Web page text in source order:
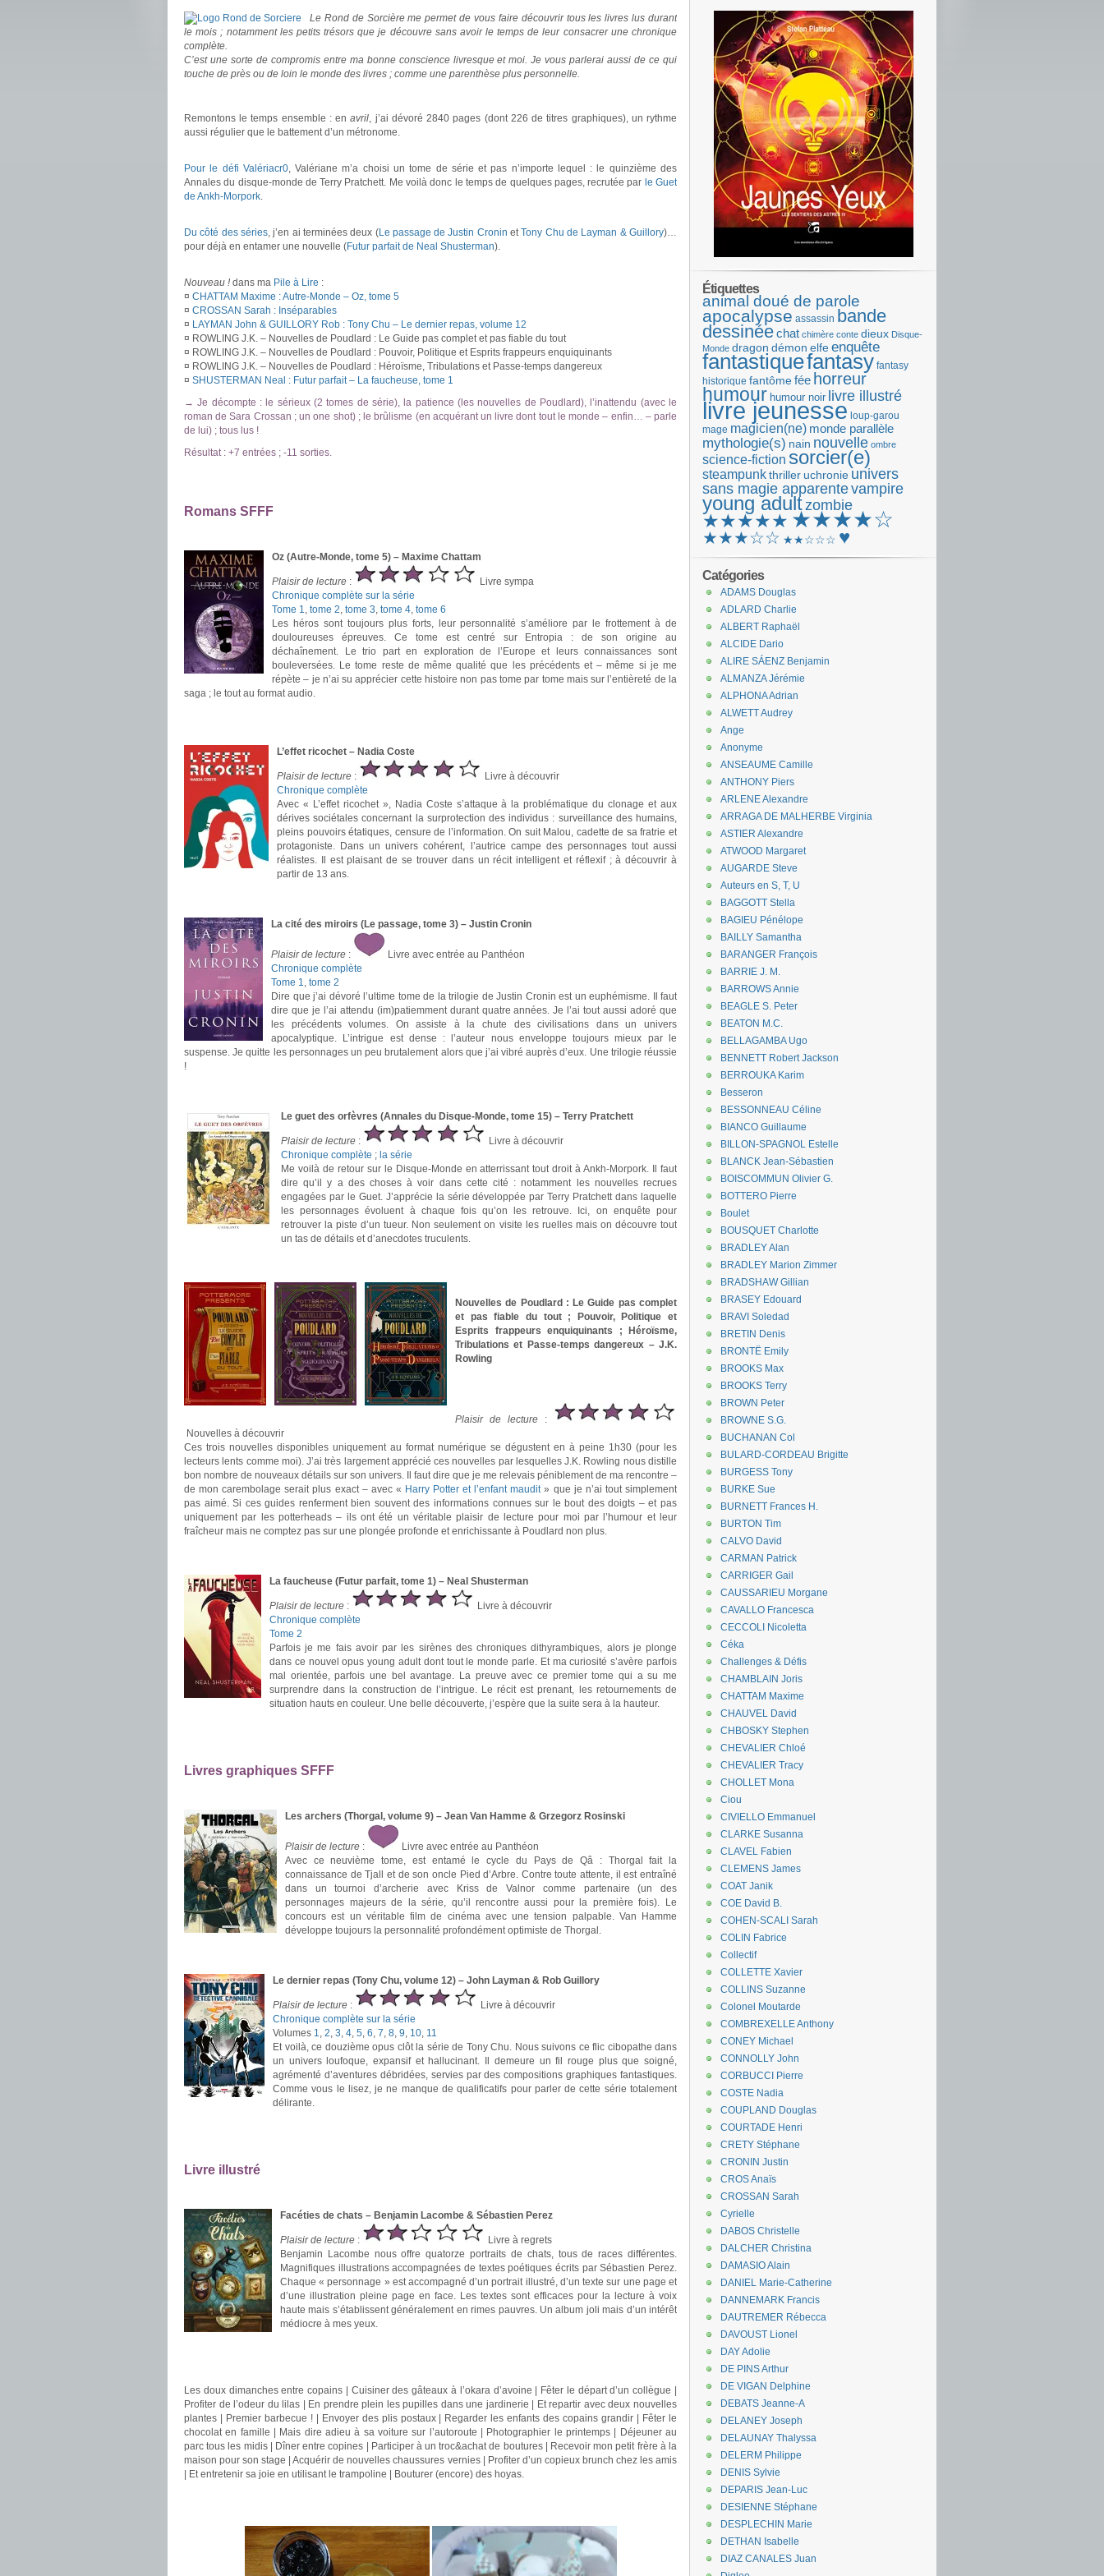
Le Rond de Sorcière me permet de vous faire découvrir tous les livres lus durant
le mois ; notamment les petits trésors que je découvre sans avoir le temps de leur consacrer une chronique
complète.
C’est une sorte de compromis entre ma bonne conscience livresque et moi. Je vous parlerai aussi de ce qui
touche de près ou de loin le monde des livres ; comme une parenthèse plus personnelle.
Remontons le temps ensemble : enavril, j’ai dévoré 2840 pages (dont 226 de titres graphiques), un rythme
aussi régulier que le battement d’un métronome.
Pour le défi Valériacr0, Valériane m’a choisi un tome de série et pas n’importe lequel : le quinzième des
Annales du disque-monde de Terry Pratchett. Me voilà donc le temps de quelques pages, recrutée par le Guet
de Ankh-Morpork.
Du côté des séries, j’en ai terminées deux (Le passage de Justin Cronin etTony Chu de Layman & Guillory)…
pour déjà en entamer une nouvelle (Futur parfait de Neal Shusterman).
Nouveau ! dans ma Pile à Lire :
¤ CHATTAM Maxime : Autre-Monde – Oz, tome 5
¤ CROSSAN Sarah : Inséparables
¤ LAYMAN John & GUILLORY Rob : Tony Chu – Le dernier repas, volume 12
¤ ROWLING J.K. – Nouvelles de Poudlard : Le Guide pas complet et pas fiable du tout
¤ ROWLING J.K. – Nouvelles de Poudlard : Pouvoir, Politique et Esprits frappeurs enquiquinants
¤ ROWLING J.K. – Nouvelles de Poudlard : Héroïsme, Tribulations et Passe-temps dangereux
¤ SHUSTERMAN Neal : Futur parfait – La faucheuse, tome 1
→ Je décompte : le sérieux (2 tomes de série), la patience (les nouvelles de Poudlard), l’inattendu (avec le
roman de Sara Crossan ; un one shot) ; le brûlisme (en acquérant un livre dont tout le monde – enfin… – parle
de lui) ; tous lus !
Résultat : +7 entrées ; -11 sorties.
Romans SFFF
Oz (Autre-Monde, tome 5) – Maxime Chattam
Plaisir de lecture :
Livre sympa
Chronique complète sur la série
Tome 1, tome 2, tome 3, tome 4, tome 6
Les héros sont toujours plus forts, leur personnalité s’améliore par le frottement à de
douloureuses épreuves. Ce tome est centré sur Entropia : de son origine au
déchaînement. Le trio part en exploration de l’Europe et leurs connaissances sont
bouleversées. Le tome reste de même qualité que les précédents et – même si je me
répète – je n’ai su apprécier cette histoire non pas tome par tome mais sur l’entièreté de la
saga ; le tout au format audio.
L’effet ricochet – Nadia Coste
Plaisir de lecture :
Livre à découvrir
Chronique complète
Avec « L’effet ricochet », Nadia Coste s’attaque à la problématique du clonage et aux
dérives sociétales concernant la surprotection des individus : surveillance des humains,
pleins pouvoirs étatiques, censure de l’information. On suit Malou, cadette de sa fratrie et
protagoniste. Dans un univers cohérent, l’autrice campe des personnages tout aussi
réalistes. Il est plaisant de se trouver dans un récit intelligent et réflexif ; à découvrir à
partir de 13 ans.
La cité des miroirs (Le passage, tome 3) – Justin Cronin
Plaisir de lecture :
Livre avec entrée au Panthéon
Chronique complète
Tome 1, tome 2
Dire que j’ai dévoré l’ultime tome de la trilogie de Justin Cronin est un euphémisme. Il faut
dire que je l’ai attendu (im)patiemment durant quatre années. Je l’ai tout aussi adoré que
les précédents volumes. On assiste à la chute des civilisations dans un univers
apocalyptique. L’intrigue est dense : l’auteur nous enveloppe toujours mieux par le
suspense. Je quitte les personnages un peu brutalement alors que j’ai vibré auprès d’eux. Une trilogie réussie
!
Le guet des orfèvres (Annales du Disque-Monde, tome 15) – Terry Pratchett
Plaisir de lecture :
Livre à découvrir
Chronique complète ; la série
Me voilà de retour sur le Disque-Monde en atterrissant tout droit à Ankh-Morpork. Il faut
dire qu’il y a des choses à voir dans cette cité : notamment les nouvelles recrues
engagées par le Guet. J’apprécie la série développée par Terry Pratchett dans laquelle
les personnages évoluent à chaque fois qu’on les retrouve. Ici, on enquête pour
retrouver la piste d’un tueur. Non seulement on visite les ruelles mais on découvre tout
un tas de détails et d’anecdotes truculents.
Nouvelles de Poudlard : Le Guide pas complet
et pas fiable du tout ; Pouvoir, Politique et
Esprits frappeurs enquiquinants ; Héroïsme,
Tribulations et Passe-temps dangereux – J.K.
Rowling
Plaisir de lecture :
Nouvelles à découvrir
Ces trois nouvelles disponibles uniquement au format numérique se dégustent en à peine 1h30 (pour les
lecteurs lents comme moi). J’ai très largement apprécié ces nouvelles par lesquelles J.K. Rowling nous distille
bon nombre de nouveaux détails sur son univers. Il faut dire que je me relevais péniblement de ma rencontre –
de mon carembolage serait plus exact – avec « Harry Potter et l’enfant maudit» que je n’ai tout simplement
pas aimé. Si ces guides renferment bien souvent des informations connues sur le bout des doigts – et pas
uniquement par les potterheads – ils ont été un véritable plaisir de lecture pour moi par l’humour et leur
fraîcheur mais ne comptez pas sur une plongée profonde et enrichissante à Poudlard non plus.
La faucheuse (Futur parfait, tome 1) – Neal Shusterman
Plaisir de lecture :
Livre à découvrir
Chronique complète
Tome 2
Parfois je me fais avoir par les sirènes des chroniques dithyrambiques, alors je plonge
dans ce nouvel opus young adult dont tout le monde parle. Et ma curiosité s’avère parfois
mal orientée, parfois une bel avantage. La preuve avec ce premier tome qui a su me
surprendre dans la construction de l’intrigue. Le récit est prenant, les retournements de
situation hauts en couleur. Une belle découverte, j’espère que la suite sera à la hauteur.
Livres graphiques SFFF
Les archers (Thorgal, volume 9) – Jean Van Hamme & Grzegorz Rosinski
Plaisir de lecture :
Livre avec entrée au Panthéon
Avec ce neuvième tome, est entamé le cycle du Pays de Qâ : Thorgal fait la
connaissance de Tjall et de son oncle Pied d’Arbre. Contre toute attente, il est entraîné
dans un tournoi d’archerie avec Kriss de Valnor comme partenaire (un des
personnages majeurs de la série, qu’il rencontre aussi pour la première fois). Le
concours est un véritable film de cinéma avec une tension palpable. Van Hamme
développe toujours la personnalité profondément optimiste de Thorgal.
Le dernier repas (Tony Chu, volume 12) – John Layman & Rob Guillory
Plaisir de lecture :
Livre à découvrir
Chronique complète sur la série
Volumes 1, 2, 3, 4, 5, 6, 7, 8, 9, 10, 11
Et voilà, ce douzième opus clôt la série de Tony Chu. Nous suivons ce flic cibopathe dans
un univers loufoque, expansif et hallucinant. Il demeure un fil rouge plus que soigné,
agrémenté d’aventures débridées, servies par des compositions graphiques fantastiques.
Comme vous le lisez, je ne manque de qualificatifs pour parler de cette série totalement
délirante.
Livre illustré
Facéties de chats – Benjamin Lacombe & Sébastien Perez
Plaisir de lecture :
Livre à regrets
Benjamin Lacombe nous offre quatorze portraits de chats, tous de races différentes.
Magnifiques illustrations accompagnées de textes poétiques écrits par Sébastien Perez.
Chaque « personnage » est accompagné d’un portrait illustré, d’un texte sur une page et
d’une illustration pleine page en face. Les textes sont efficaces pour la lecture à voix
haute mais s’établissent généralement en rimes pauvres. Un album joli mais d’un intérêt
médiocre à mes yeux.
Les doux dimanches entre copains | Cuisiner des gâteaux à l’okara d’avoine | Fêter le départ d’un collègue |
Profiter de l’odeur du lilas | En prendre plein les pupilles dans une jardinerie | Et repartir avec deux nouvelles
plantes | Premier barbecue ! | Envoyer des plis postaux | Regarder les enfants des copains grandir | Fêter le
chocolat en famille | Mais dire adieu à sa voiture sur l’autoroute | Photographier le printemps | Déjeuner au
parc tous les midis | Dîner entre copines | Participer à un troc&achat de boutures | Recevoir mon petit frère à la
maison pour son stage | Acquérir de nouvelles chaussures vernies | Profiter d’un copieux brunch chez les amis
| Et entretenir sa joie en utilisant le trampoline | Bouturer (encore) des hoyas.
Étiquettes
animal doué de parole
apocalypse assassin bande
dessinéechat chimère conte dieux Disque-
Monde dragon démon elfeenquête
fantastiquefantasy fantasy
historique fantômefée horreur
humour humour noir livre illustré
livre jeunesse loup-garou
mage magicien(ne) monde parallèle
mythologie(s) nain nouvelle ombre
science-fiction sorcier(e)
steampunkthriller uchronie univers
sans magie apparentevampire
young adultzombie
★★★★★ ★★★★☆
★★★☆☆ ★★☆☆☆ ♥
Catégories
ADAMS Douglas
ADLARD Charlie
ALBERT Raphaël
ALCIDE Dario
ALIRE SÁENZ Benjamin
ALMANZA Jérémie
ALPHONA Adrian
ALWETT Audrey
Ange
Anonyme
ANSEAUME Camille
ANTHONY Piers
ARLENE Alexandre
ARRAGA DE MALHERBE Virginia
ASTIER Alexandre
ATWOOD Margaret
AUGARDE Steve
Auteurs en S, T, U
BAGGOTT Stella
BAGIEU Pénélope
BAILLY Samantha
BARANGER François
BARRIE J. M.
BARROWS Annie
BEAGLE S. Peter
BEATON M.C.
BELLAGAMBA Ugo
BENNETT Robert Jackson
BERROUKA Karim
Besseron
BESSONNEAU Céline
BIANCO Guillaume
BILLON-SPAGNOL Estelle
BLANCK Jean-Sébastien
BOISCOMMUN Olivier G.
BOTTERO Pierre
Boulet
BOUSQUET Charlotte
BRADLEY Alan
BRADLEY Marion Zimmer
BRADSHAW Gillian
BRASEY Edouard
BRAVI Soledad
BRETIN Denis
BRONTË Emily
BROOKS Max
BROOKS Terry
BROWN Peter
BROWNE S.G.
BUCHANAN Col
BULARD-CORDEAU Brigitte
BURGESS Tony
BURKE Sue
BURNETT Frances H.
BURTON Tim
CALVO David
CARMAN Patrick
CARRIGER Gail
CAUSSARIEU Morgane
CAVALLO Francesca
CECCOLI Nicoletta
Céka
Challenges & Défis
CHAMBLAIN Joris
CHATTAM Maxime
CHAUVEL David
CHBOSKY Stephen
CHEVALIER Chloé
CHEVALIER Tracy
CHOLLET Mona
Ciou
CIVIELLO Emmanuel
CLARKE Susanna
CLAVEL Fabien
CLEMENS James
COAT Janik
COE David B.
COHEN-SCALI Sarah
COLIN Fabrice
Collectif
COLLETTE Xavier
COLLINS Suzanne
Colonel Moutarde
COMBREXELLE Anthony
CONEY Michael
CONNOLLY John
CORBUCCI Pierre
COSTE Nadia
COUPLAND Douglas
COURTADE Henri
CRETY Stéphane
CRONIN Justin
CROS Anaïs
CROSSAN Sarah
Cyrielle
DABOS Christelle
DALCHER Christina
DAMASIO Alain
DANIEL Marie-Catherine
DANNEMARK Francis
DAUTREMER Rébecca
DAVOUST Lionel
DAY Adolie
DE PINS Arthur
DE VIGAN Delphine
DEBATS Jeanne-A
DELANEY Joseph
DELAUNAY Thalyssa
DELERM Philippe
DENIS Sylvie
DEPARIS Jean-Luc
DESIENNE Stéphane
DESPLECHIN Marie
DETHAN Isabelle
DIAZ CANALES Juan